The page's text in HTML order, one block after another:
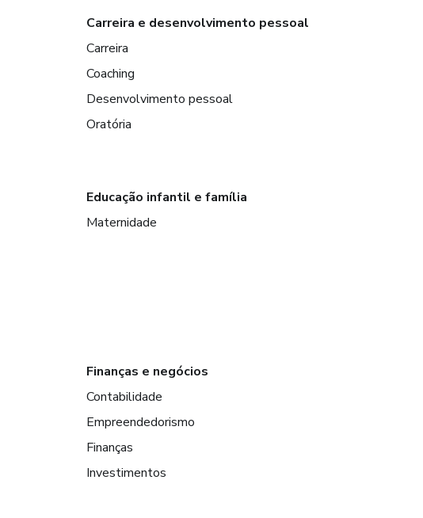
Carreira e desenvolvimento pessoal
Carreira
Coaching
Desenvolvimento pessoal
Oratória
Educação infantil e família
Maternidade
Finanças e negócios
Contabilidade
Empreendedorismo
Finanças
Investimentos